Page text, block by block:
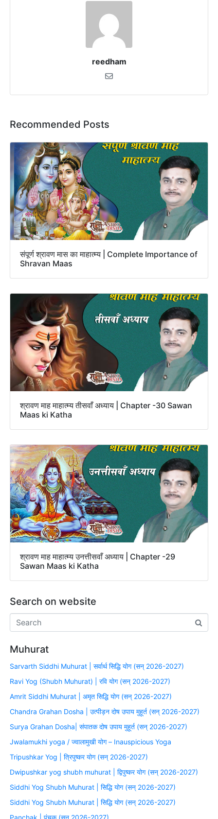
reedham
Recommended Posts
संपूर्ण श्रावण मास का माहात्म्य | Complete Importance of
Shravan Maas
श्रावण माह माहात्म्य तीसवाँ अध्याय | Chapter -30 Sawan
Maas ki Katha
श्रावण माह माहात्म्य उनत्तीसवाँ अध्याय | Chapter -29
Sawan Maas ki Katha
Search on website
Muhurat
Sarvarth Siddhi Muhurat | सर्वार्थ सिद्धि योग (सन् 2026-2027)
Ravi Yog (Shubh Muhurat) | रवि योग (सन् 2026-2027)
Amrit Siddhi Muhurat | अमृत सिद्धि योग (सन् 2026-2027)
Chandra Grahan Dosha | उत्पीड़न दोष उपाय मुहूर्त (सन् 2026-2027)
Surya Grahan Dosha| संपातक दोष उपाय मुहूर्त (सन् 2026-2027)
Jwalamukhi yoga / ज्वालामुखी योग – Inauspicious Yoga
Tripushkar Yog | त्रिपुष्कर योग (सन् 2026-2027)
Dwipushkar yog shubh muhurat | द्विपुष्कर योग (सन् 2026-2027)
Siddhi Yog Shubh Muhurat | सिद्धि योग (सन् 2026-2027)
Siddhi Yog Shubh Muhurat | सिद्धि योग (सन् 2026-2027)
Panchak | पंचक (सन् 2026-2027)